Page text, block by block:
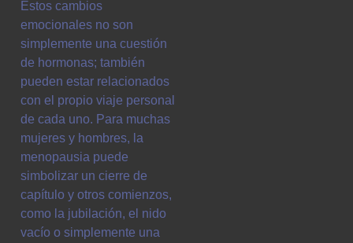
Estos cambios
emocionales no son
simplemente una cuestión
de hormonas; también
pueden estar relacionados
con el propio viaje personal
de cada uno. Para muchas
mujeres y hombres, la
menopausia puede
simbolizar un cierre de
capítulo y otros comienzos,
como la jubilación, el nido
vacío o simplemente una